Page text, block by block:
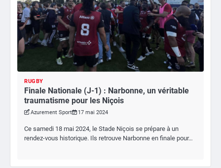
RUGBY
Finale Nationale (J-1) : Narbonne, un véritable
traumatisme pour les Niçois
Azurement Sport 17 mai 2024
Ce samedi 18 mai 2024, le Stade Niçois se prépare à un
rendez-vous historique. Ils retrouve Narbonne en finale pour…